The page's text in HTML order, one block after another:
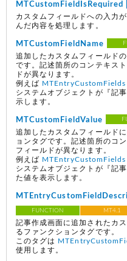
MTCustomFieldIsRequired
カスタムフィールドへの入力
んだ内容を処理します。
MTCustomFieldName
追加したカスタムフィールド
です。記述箇所のコンテキス
ドが異なります。
例えば
MTEntryCustomFields
システムオブジェクトが『記
示します。
MTCustomFieldValue
追加したカスタムフィールド
ョンタグです。記述箇所のコ
フィールドが異なります。
例えば
MTEntryCustomFields
システムオブジェクトが『記
た値を表示します。
FUNCTION MT4.1
記事作成画面に追加されたカ
るファンクションタグです。
このタグは
使用します。